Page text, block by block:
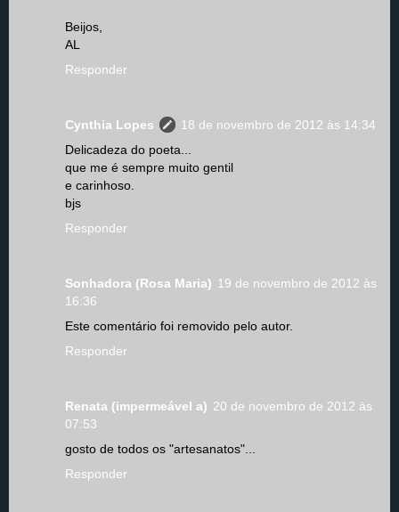
Beijos,
AL
Responder
Cynthia Lopes
18 de novembro de 2012 às 14:34
Delicadeza do poeta...
que me é sempre muito gentil
e carinhoso.
bjs
Responder
Sonhadora (Rosa Maria) 19 de novembro de 2012 às
16:36
Este comentário foi removido pelo autor.
Responder
Renata (impermeável a) 20 de novembro de 2012 às
07:53
gosto de todos os "artesanatos"...
Responder